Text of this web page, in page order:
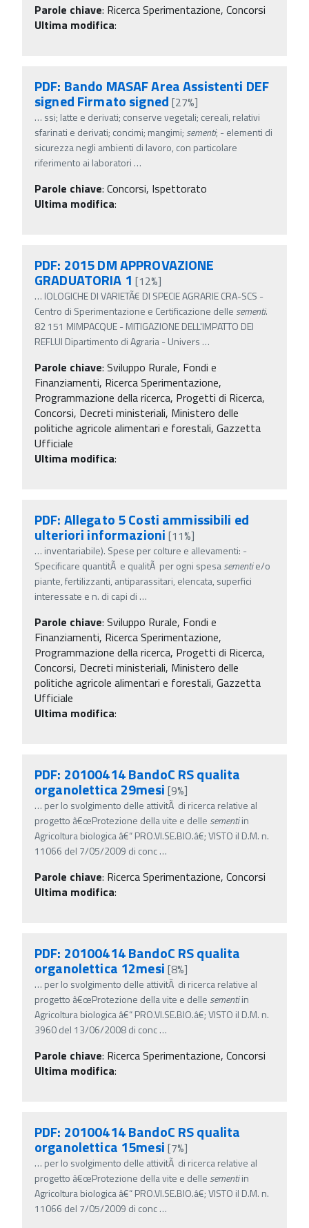
Parole chiave: Ricerca Sperimentazione, Concorsi
Ultima modifica:
PDF: Bando MASAF Area Assistenti DEF
signed Firmato signed [27%]
… ssi; latte e derivati; conserve vegetali; cereali, relativi
sfarinati e derivati; concimi; mangimi; sementi; - elementi di
sicurezza negli ambienti di lavoro, con particolare
riferimento ai laboratori …
Parole chiave: Concorsi, Ispettorato
Ultima modifica:
PDF: 2015 DM APPROVAZIONE
GRADUATORIA 1 [12%]
… IOLOGICHE DI VARIETÃ€ DI SPECIE AGRARIE CRA-SCS -
Centro di Sperimentazione e Certificazione delle sementi.
82 151 MIMPACQUE - MITIGAZIONE DELL'IMPATTO DEI
REFLUI Dipartimento di Agraria - Univers …
Parole chiave: Sviluppo Rurale, Fondi e
Finanziamenti, Ricerca Sperimentazione,
Programmazione della ricerca, Progetti di Ricerca,
Concorsi, Decreti ministeriali, Ministero delle
politiche agricole alimentari e forestali, Gazzetta
Ufficiale
Ultima modifica:
PDF: Allegato 5 Costi ammissibili ed
ulteriori informazioni [11%]
… inventariabile). Spese per colture e allevamenti: -
Specificare quantitÃ e qualitÃ per ogni spesasementie/o
piante, fertilizzanti, antiparassitari, elencata, superfici
interessate e n. di capi di …
Parole chiave: Sviluppo Rurale, Fondi e
Finanziamenti, Ricerca Sperimentazione,
Programmazione della ricerca, Progetti di Ricerca,
Concorsi, Decreti ministeriali, Ministero delle
politiche agricole alimentari e forestali, Gazzetta
Ufficiale
Ultima modifica:
PDF: 20100414 BandoC RS qualita
organolettica 29mesi [9%]
… per lo svolgimento delle attivitÃ di ricerca relative al
progetto â€œProtezione della vite e delle sementiin
Agricoltura biologica â€“ PRO.VI.SE.BIO.â€; VISTO il D.M. n.
11066 del 7/05/2009 di conc…
Parole chiave: Ricerca Sperimentazione, Concorsi
Ultima modifica:
PDF: 20100414 BandoC RS qualita
organolettica 12mesi [8%]
… per lo svolgimento delle attivitÃ di ricerca relative al
progetto â€œProtezione della vite e delle sementiin
Agricoltura biologica â€“ PRO.VI.SE.BIO.â€; VISTO il D.M. n.
3960 del 13/06/2008 di conc…
Parole chiave: Ricerca Sperimentazione, Concorsi
Ultima modifica:
PDF: 20100414 BandoC RS qualita
organolettica 15mesi [7%]
… per lo svolgimento delle attivitÃ di ricerca relative al
progetto â€œProtezione della vite e delle sementiin
Agricoltura biologica â€“ PRO.VI.SE.BIO.â€; VISTO il D.M. n.
11066 del 7/05/2009 di conc…